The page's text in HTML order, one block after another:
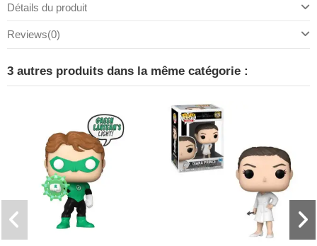
Détails du produit
Reviews(0)
3 autres produits dans la même catégorie :